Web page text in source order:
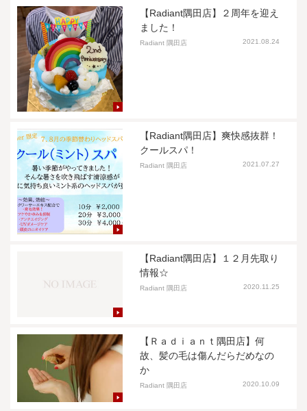
【Radiant隅田店】２周年を迎え
ました！
Radiant 隅田店 2021.08.24
【Radiant隅田店】爽快感抜群！
クールスパ！
Radiant 隅田店 2021.07.27
【Radiant隅田店】１２月先取り
情報☆
Radiant 隅田店 2020.11.25
【Ｒａｄｉａｎｔ隅田店】何
故、髪の毛は傷んだらだめなの
か
Radiant 隅田店 2020.10.09